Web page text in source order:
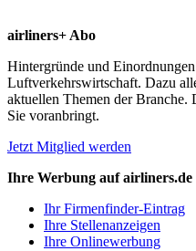
airliners+ Abo
Hintergründe und
Luftverkehrswirtschaft. Dazu
aktuellen Themen der
Sie voranbringt.
Jetzt Mitglied werden
Ihre Werbung auf airliners.de
Ihr Firmenfinder-Eintrag
Ihre Stellenanzeigen
Ihre Onlinewerbung